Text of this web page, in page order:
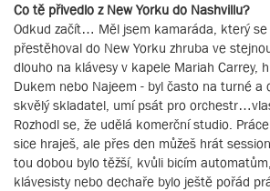
Co tě přivedlo z New Yorku do Nashvillu?
Odkud začít… Měl jsem kamaráda, který se
přestěhoval do New Yorku zhruba ve
dlouho na klávesy v kapele Mariah Carrey,
Dukem nebo Najeem - byl často na turné a
skvělý skladatel, umí psát pro
Rozhodl se, že udělá komerční studio.
sice hraješ, ale přes den můžeš hrát
tou dobou bylo těžší, kvůli bicím
klávesisty nebo dechaře bylo ještě pořád